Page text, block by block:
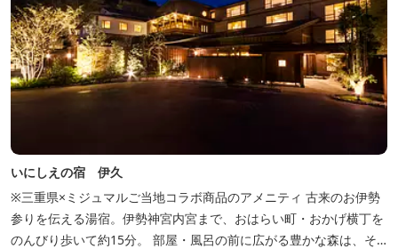
いにしえの宿 伊久
※三重県×ミジュマルご当地コラボ商品のアメニティ 古来のお伊勢
参りを伝える湯宿。伊勢神宮内宮まで、おはらい町・おかげ横丁を
のんびり歩いて約15分。 部屋・風呂の前に広がる豊かな森は、そ